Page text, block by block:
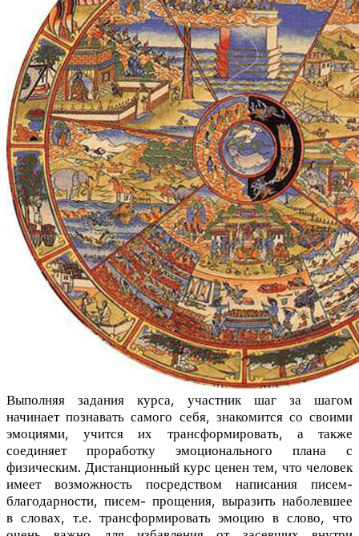
Выполняя задания курса, участник шаг за шагом
начинает познавать самого себя, знакомится со своими
эмоциями, учится их трансформировать, а также
соединяет проработку эмоционального плана с
физическим. Дистанционный курс ценен тем, что человек
имеет возможность посредством написания писем-
благодарности, писем- прощения, выразить наболевшее
в словах, т.е. трансформировать эмоцию в слово, что